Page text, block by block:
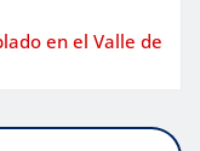
en el Valle de